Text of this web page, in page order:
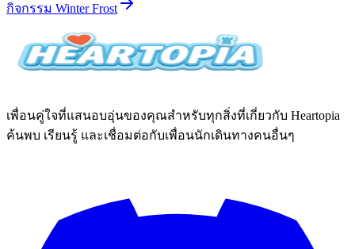
กิจกรรม Winter Frost
เพื่อนคู่ใจที่แสนอบอุ่นของคุณสำหรับทุกสิ่งที่เกี่ยวกับ Heartopia
ค้นพบ เรียนรู้ และเชื่อมต่อกับเพื่อนนักเดินทางคนอื่นๆ